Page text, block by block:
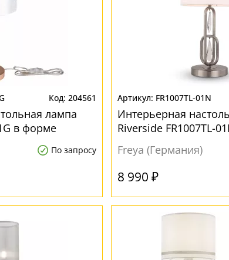
204561
лампа
в форме
По запросу
FR1007TL-01N
Интерьерная
Riverside FR1007TL-
Freya (Германия)
8 990 ₽